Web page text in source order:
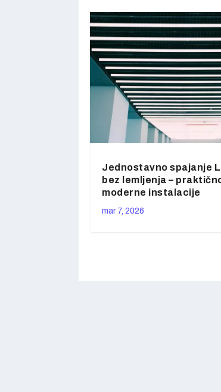
Jednostavno spajanje
bez lemljenja –
moderne instalacije
mar 7, 2026